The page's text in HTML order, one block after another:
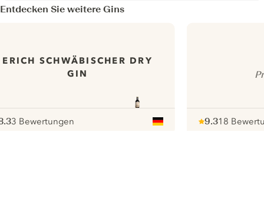
Entdecken Sie weitere Gins
ERICH SCHWÄBISCHER DRY
GIN
3 Bewertungen
9.318